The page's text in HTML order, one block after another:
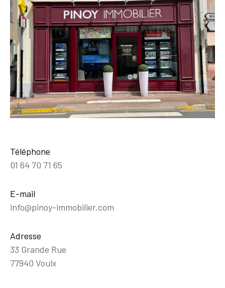
Téléphone
01 64 70 71 65
E-mail
info@pinoy-immobilier.com
Adresse
33 Grande Rue
77940 Voulx